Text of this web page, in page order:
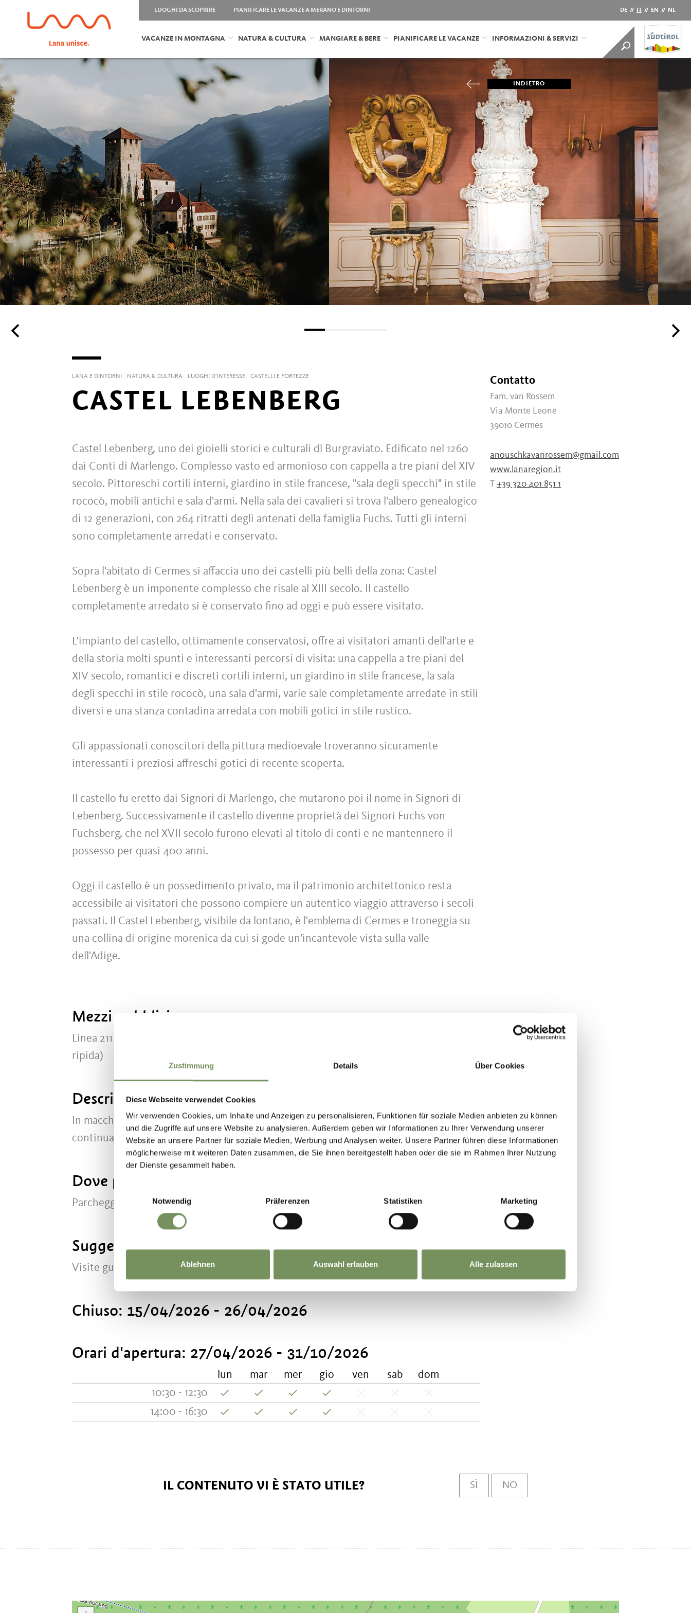
Zustimmung Details Über Cookies
Diese Webseite verwendet Cookies
Wir verwenden Cookies, um Inhalte und Anzeigen zu personalisieren, Funktionen für soziale Medien anbieten zu können
und die Zugriffe auf unsere Website zu analysieren. Außerdem geben wir Informationen zu Ihrer Verwendung unserer
Website an unsere Partner für soziale Medien, Werbung und Analysen weiter. Unsere Partner führen diese Informationen
möglicherweise mit weiteren Daten zusammen, die Sie ihnen bereitgestellt haben oder die sie im Rahmen Ihrer Nutzung
der Dienste gesammelt haben.
Einwilligungsauswahl
Notwendig
Präferenzen Statistiken Marketing
Ablehnen Auswahl erlauben Alle zulassen
LUOGHI DA SCOPRIRE PIANIFICARE LE VACANZE A MERANO E DINTORNI DE // IT // EN // NL
VACANZE IN MONTAGNA NATURA & CULTURA MANGIARE & BERE PIANIFICARE LE VACANZE INFORMAZIONI & SERVIZI
INDIETRO
LANA E DINTORNI NATURA & CULTURA LUOGHI D’INTERESSE CASTELLI E FORTEZZE
CASTEL LEBENBERG
Castel Lebenberg, uno dei gioielli storici e culturali dl Burgraviato. Edificato nel 1260
dai Conti di Marlengo. Complesso vasto ed armonioso con cappella a tre piani del XIV
secolo. Pittoreschi cortili interni, giardino in stile francese, "sala degli specchi" in stile
rococò, mobili antichi e sala d'armi. Nella sala dei cavalieri si trova l'albero genealogico
di 12 generazioni, con 264 ritratti degli antenati della famiglia Fuchs. Tutti gli interni
sono completamente arredati e conservato.
Sopra l'abitato di Cermes si affaccia uno dei castelli più belli della zona: Castel
Lebenberg è un imponente complesso che risale al XIII secolo. Il castello
completamente arredato si è conservato fino ad oggi e può essere visitato.
L'impianto del castello, ottimamente conservatosi, offre ai visitatori amanti dell'arte e
della storia molti spunti e interessanti percorsi di visita: una cappella a tre piani del
XIV secolo, romantici e discreti cortili interni, un giardino in stile francese, la sala
degli specchi in stile rococò, una sala d'armi, varie sale completamente arredate in stili
diversi e una stanza contadina arredata con mobili gotici in stile rustico.
Gli appassionati conoscitori della pittura medioevale troveranno sicuramente
interessanti i preziosi affreschi gotici di recente scoperta.
Il castello fu eretto dai Signori di Marlengo, che mutarono poi il nome in Signori di
Lebenberg. Successivamente il castello divenne proprietà dei Signori Fuchs von
Fuchsberg, che nel XVII secolo furono elevati al titolo di conti e ne mantennero il
possesso per quasi 400 anni.
Oggi il castello è un possedimento privato, ma il patrimonio architettonico resta
accessibile ai visitatori che possono compiere un autentico viaggio attraverso i secoli
passati. Il Castel Lebenberg, visibile da lontano, è l'emblema di Cermes e troneggia su
una collina di origine morenica da cui si gode un'incantevole vista sulla valle
dell'Adige.
Mezzi pubblici
Linea 211 fino a Cermes paese, poi circa 30 minuti a piedi fino al castello (salita un po'
ripida)
Descrizione d'arrivo
In macchina da Lana o Merano si può raggiungere il centro del paese di Cermes e poi
continuare lungo la Baslinger Straße fino a Castel Lebenberg.
Dove parcheggiare
Parcheggio limitato!
Suggerimenti dell'autore
Visite guidate di sabato solo su richiesta T+39 320 401 851 1
Chiuso: 15/04/2026 - 26/04/2026
Orari d'apertura: 27/04/2026 - 31/10/2026
lun mar mer gio ven sab
dom
10:30 - 12:30
14:00 - 16:30
Contatto
Fam. van Rossem
Via Monte Leone
39010 Cermes
anouschkavanrossem@gmail.com
www.lanaregion.it
T +39 320 401 851 1
IL CONTENUTO VI È STATO UTILE? SÌ NO